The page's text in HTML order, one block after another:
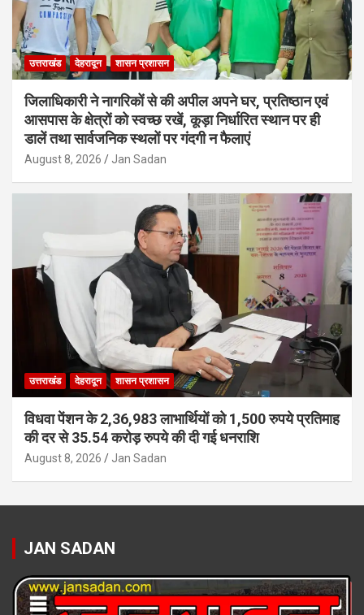
उत्तराखंड देहरादून शासन प्रशासन
जिलाधिकारी ने नागरिकों से की अपील अपने घर, प्रतिष्ठान एवं
आसपास के क्षेत्रों को स्वच्छ रखें, कूड़ा निर्धारित स्थान पर ही
डालें तथा सार्वजनिक स्थलों पर गंदगी न फैलाएं
August 8, 2026 Jan Sadan
उत्तराखंड देहरादून शासन प्रशासन
विधवा पेंशन के 2,36,983 लाभार्थियों को 1,500 रुपये प्रतिमाह
की दर से 35.54 करोड़ रुपये की दी गई धनराशि
August 8, 2026 Jan Sadan
JAN SADAN